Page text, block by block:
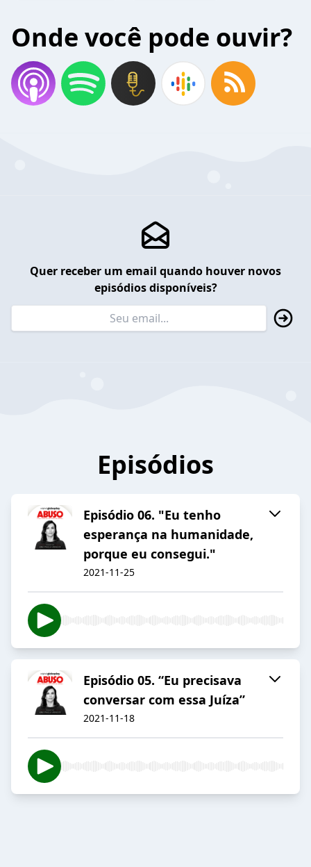
Onde você pode ouvir?
Quer receber um email quando houver novos
episódios disponíveis?
Episódios
Episódio 06. "Eu tenho
esperança na humanidade,
porque eu consegui."
2021-11-25
Episódio 05. “Eu precisava
conversar com essa Juíza”
2021-11-18